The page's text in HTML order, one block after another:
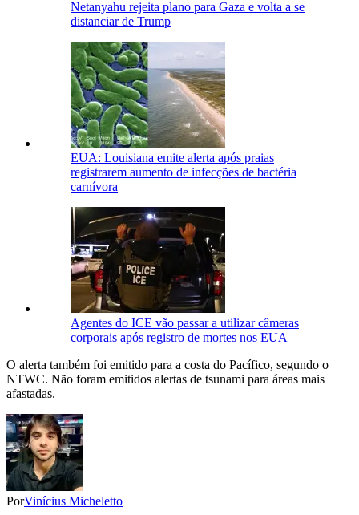
Netanyahu rejeita plano para Gaza e volta a se
distanciar de Trump
EUA: Louisiana emite alerta após praias
registrarem aumento de infecções de bactéria
carnívora
Agentes do ICE vão passar a utilizar câmeras
corporais após registro de mortes nos EUA
O alerta também foi emitido para a costa do Pacífico, segundo o
NTWC. Não foram emitidos alertas de tsunami para áreas mais
afastadas.
PorVinícius Micheletto